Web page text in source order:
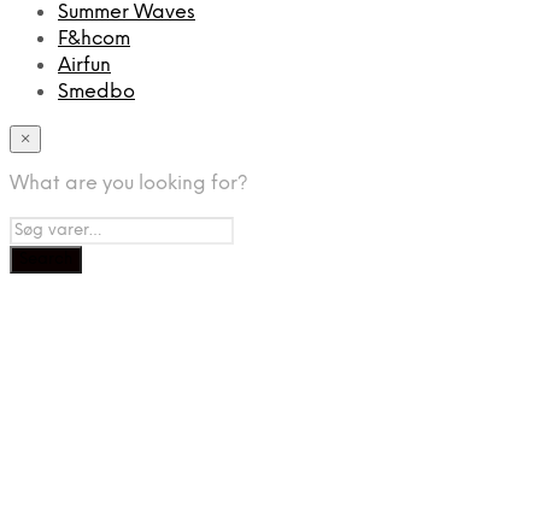
Summer Waves
F&hcom
Airfun
Smedbo
×
What are you looking for?